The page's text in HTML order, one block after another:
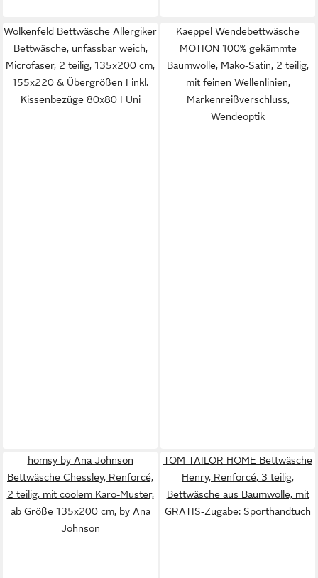
Wolkenfeld Bettwäsche Allergiker
Bettwäsche, unfassbar weich,
Microfaser, 2 teilig, 135x200 cm,
155x220 & Übergrößen I inkl.
Kissenbezüge 80x80 I Uni
Kaeppel Wendebettwäsche
MOTION 100% gekämmte
Baumwolle, Mako-Satin, 2 teilig,
mit feinen Wellenlinien,
Markenreißverschluss,
Wendeoptik
homsy by Ana Johnson
Bettwäsche Chessley, Renforcé,
2 teilig, mit coolem Karo-Muster,
ab Größe 135x200 cm, by Ana
Johnson
TOM TAILOR HOME Bettwäsche
Henry, Renforcé, 3 teilig,
Bettwäsche aus Baumwolle, mit
GRATIS-Zugabe: Sporthandtuch